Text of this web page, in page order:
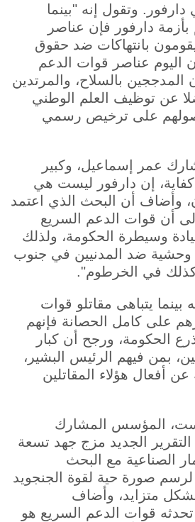
وتقول إنه "بينما
بأزمة دارفور فإن عناصر
يقومون بانتهاكات ضد حقوق
اليوم عناصر قوات الدعم
المدججين بالسلاح، والمرتدين
عن توظيف العلم الوطني
على ترخيص رسمي
عمر إسماعيل، وكبير
إن دارفور ليست هي
وأضاف أن البحث الذي اعتمد
أن قوات الدعم السريع
وسيطرة الحكومة، ولذلك
ضد المدنيين في جنوب
في الخرطوم".
يتباهى مقاتلو قوات
على كامل الحصانة فإنهم
الحكومة، ورجح أن كبار
بمن فيهم الرئيس البشير،
أفعال هؤلاء المقاتلين
المؤسس المشارك
الجديد مزج جهد تسعة
الصناعية مع البحث
لرسم صورة حية لقوة الجنجويد
بشكل متزايد، وأضاف
قوات الدعم السريع هو